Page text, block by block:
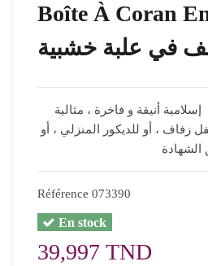
Boîte À Coran
في علبة خشبية
زفاف ، أو للديكور المنزلي ، أو
Référence 073390
En stock
39,997 TND